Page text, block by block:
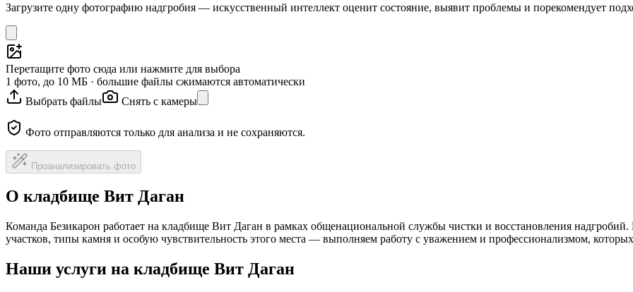
Загрузите одну фотографию надгробия — искусственный интеллект оценит состояние, выявит проблемы и порекомендует
Перетащите фото сюда или нажмите для выбора
1 фото, до 10 МБ · большие файлы сжимаются автоматически
Выбрать файлы
Снять с камеры
Фото отправляются только для анализа и не сохраняются.
Проанализировать фото
О кладбище Вит Даган
Команда Безикарон работает на кладбище Вит Даган в рамках общенациональной службы чистки и восстановления
участков, типы камня и особую чувствительность этого места — выполняем работу с уважением и профессионализмом,
Наши услуги на кладбище Вит Даган